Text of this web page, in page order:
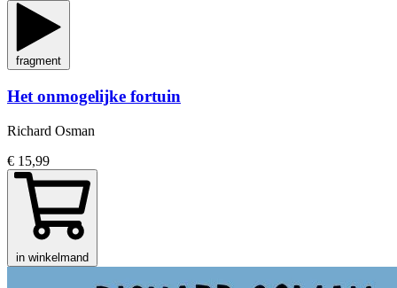
fragment
Het onmogelijke fortuin
Richard Osman
€ 15,99
in winkelmand